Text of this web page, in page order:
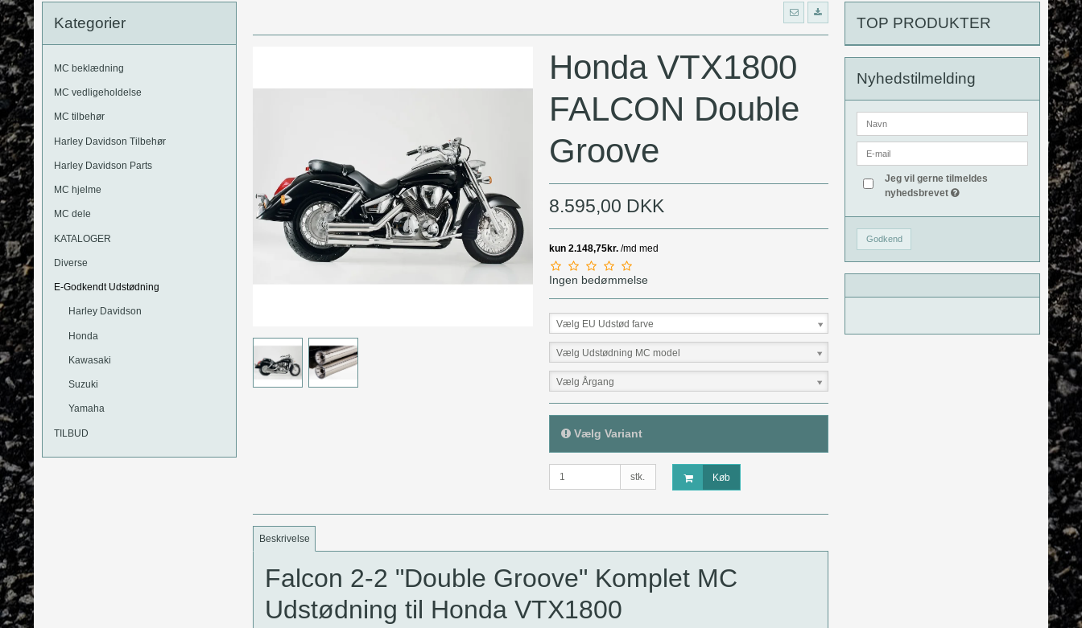
MC Motorbriller
MC Læderveste
MC Jeans
Harley Davidson Bremseklodser
Kommunikation
Yamaha
Kategorier
MC beklædning
MC vedligeholdelse
MC tilbehør
Harley Davidson Tilbehør
Harley Davidson Parts
MC hjelme
MC dele
KATALOGER
Diverse
E-Godkendt Udstødning
Harley Davidson
Honda
Kawasaki
Suzuki
Yamaha
TILBUD
Honda VTX1800
FALCON Double
Groove
8.595,00 DKK
Ingen bedømmelse
Vælg EU Udstød farve
Vælg Udstødning MC model
Vælg Årgang
Vælg Variant
stk. Køb
Beskrivelse
Falcon 2-2 "Double Groove" Komplet MC
Udstødning til Honda VTX1800
TOP PRODUKTER
Nyhedstilmelding
Jeg vil gerne tilmeldes
nyhedsbrevet
Godkend